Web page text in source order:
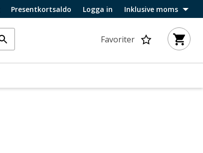
Presentkortsaldo Logga in Inklusive moms
Favoriter